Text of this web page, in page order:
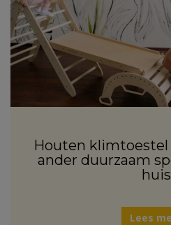
Houten
ander duurzaam
huis
Lees